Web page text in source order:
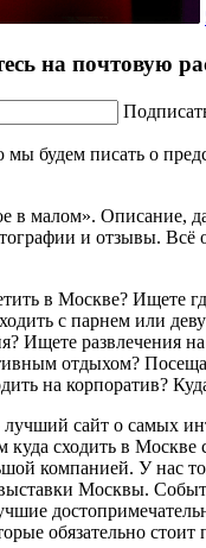
на почтовую
мы будем писать о
в малом». Описание,
и отзывы. Всё
в Москве? Ищете
с парнем или
Ищете развлечения
отдыхом?
на корпоратив?
сайт о самых
сходить в Москве
компанией. У нас
Москвы.
обязательно стоит